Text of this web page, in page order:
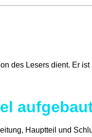
des Lesers dient. Er
Hauptteil und